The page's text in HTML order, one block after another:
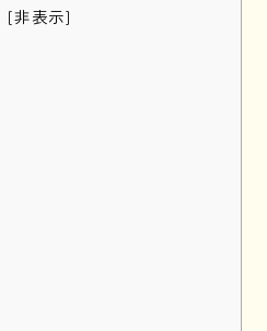
[非表示]